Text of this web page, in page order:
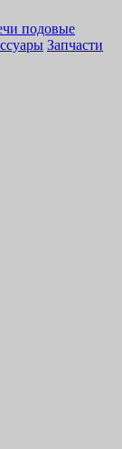
подовые
Запчасти